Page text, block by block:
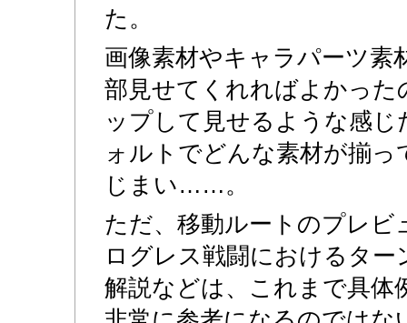
た。
画像素材やキャラパーツ素
部見せてくれればよかった
ップして見せるような感
ォルトでどんな素材が揃
じまい……。
ただ、移動ルートのプレビ
ログレス戦闘におけるタ
解説などは、これまで具体